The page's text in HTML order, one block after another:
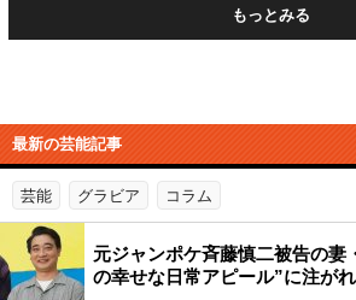
もっとみる
最新の芸能記事
芸能 グラビア コラム
元ジャンポケ斉藤慎二被告の妻
の幸せな日常アピール”に注が